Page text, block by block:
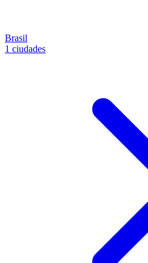
Brasil
1 ciudades